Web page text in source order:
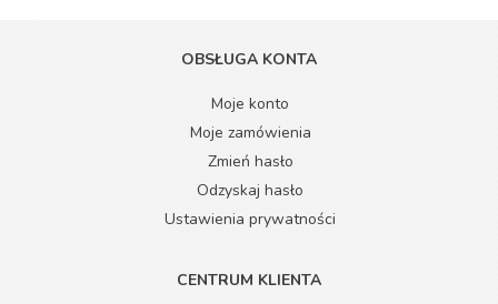
OBSŁUGA KONTA
Moje konto
Moje zamówienia
Zmień hasło
Odzyskaj hasło
Ustawienia prywatności
CENTRUM KLIENTA